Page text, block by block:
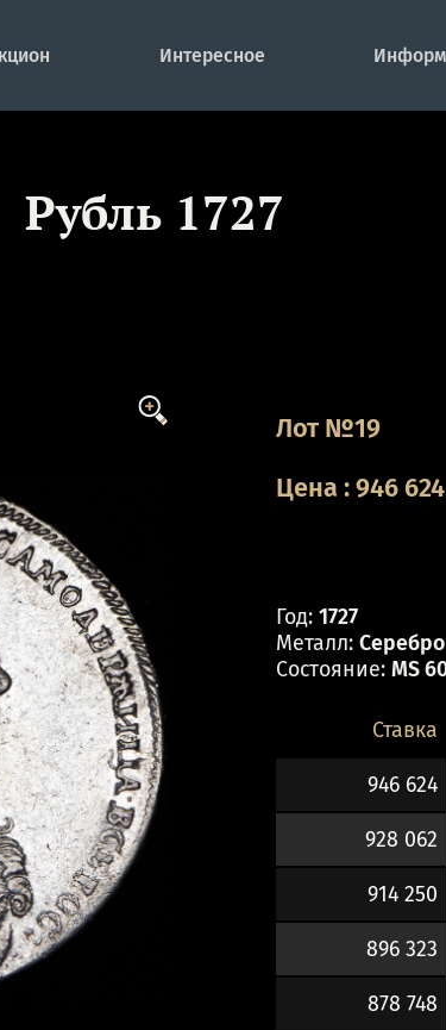
Интересное
Рубль 1727
Лот №19
Цена:946 624
Год: 1727
Металл: Серебро
Состояние: MS
Ставка
946 624
928 062
914 250
896 323
878 748